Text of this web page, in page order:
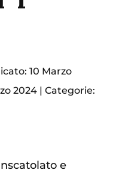
10 Marzo
2024| Categorie:
e